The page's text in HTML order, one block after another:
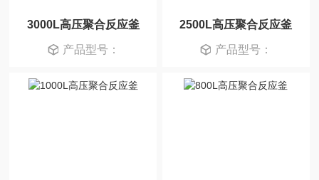
3000L高压聚合反应釜
产品型号：
2500L高压聚合反应釜
产品型号：